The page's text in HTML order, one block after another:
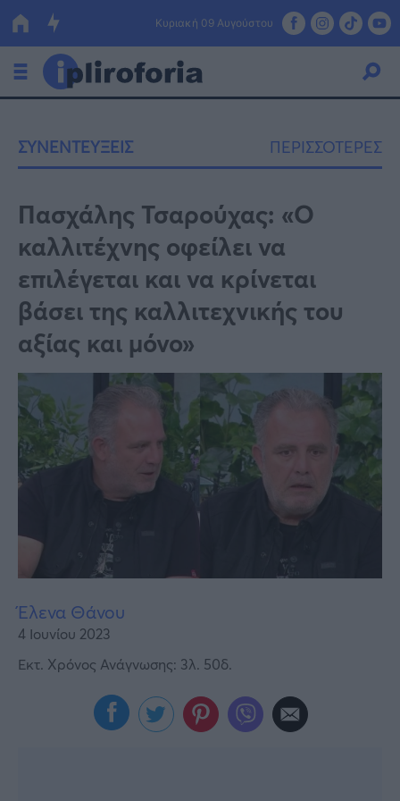
Κυριακή 09 Αυγούστου
Οικονομία
Πολιτική
Τράπεζες
Επιδοτήσεις
ΕΣΠΑ
Κόσμος
Lifestyle
Αθλητικά
Υγεία
Γυναίκα
Καιρός
ΣΥΝΕΝΤΕΥΞΕΙΣ ΠΕΡΙΣΣΟΤΕΡΕΣ
Πασχάλης Τσαρούχας: «Ο
καλλιτέχνης οφείλει να
επιλέγεται και να κρίνεται
βάσει της καλλιτεχνικής του
αξίας και μόνο»
Έλενα Θάνου
4 Ιουνίου 2023
Εκτ. Χρόνος Ανάγνωσης: 3λ. 50δ.